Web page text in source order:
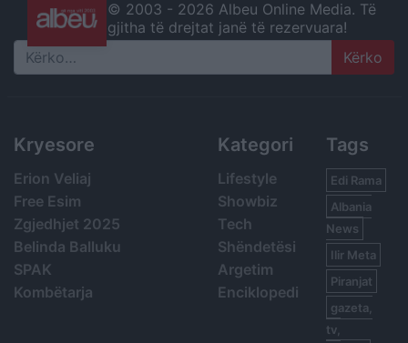
© 2003 - 2026 Albeu Online Media. Të
gjitha të drejtat janë të rezervuara!
Search
Kryesore
Erion Veliaj
Free Esim
Zgjedhjet 2025
Belinda Balluku
SPAK
Kombëtarja
Kategori
Lifestyle
Showbiz
Tech
Shëndetësi
Argetim
Enciklopedi
Tags
Edi Rama
Albania
News
Ilir Meta
Piranjat
gazeta,
tv,